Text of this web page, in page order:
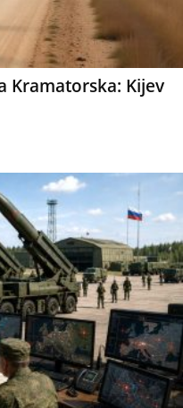
Kramatorska: Kijev